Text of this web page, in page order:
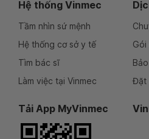
Hệ thống Vinmec
Tầm nhìn sứ mệnh
Hệ thống cơ sở y tế
Tìm bác sĩ
Làm việc tại Vinmec
Gói
Đặt
Tải App MyVinmec